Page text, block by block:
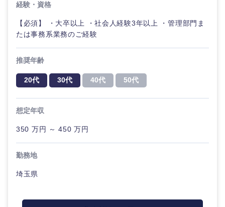
経験・資格
【必須】 ・大卒以上 ・社会人経験3年以上 ・管理部門ま
たは事務系業務のご経験
推奨年齢
20代 30代 40代 50代
想定年収
350 万円 ～ 450 万円
勤務地
埼玉県